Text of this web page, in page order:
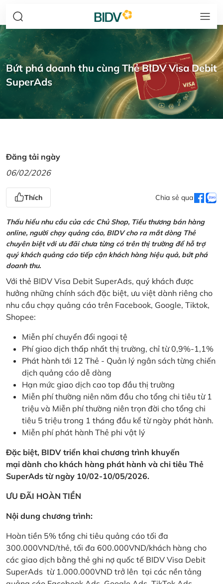
Bứt phá doanh thu cùng Thẻ BIDV Visa Debit
SuperAds
Đăng tải ngày
06/02/2026
Thích Chia sẻ qua
Thấu hiểu nhu cầu của các Chủ Shop, Tiểu thương bán hàng
online, người chạy quảng cáo, BIDV cho ra mắt dòng Thẻ
chuyên biệt với ưu đãi chưa từng có trên thị trường để hỗ trợ
quý khách quảng cáo tiếp cận khách hàng hiệu quả, bứt phá
doanh thu.
Với thẻ BIDV Visa Debit SuperAds, quý khách được
hưởng những chính sách đặc biệt, ưu việt dành riêng cho
nhu cầu chạy quảng cáo trên Facebook, Google, Tiktok,
Shopee:
Miễn phí chuyển đổi ngoại tệ
Phí giao dịch thấp nhất thị trường, chỉ từ 0,9%-1,1%
Phát hành tới 12 Thẻ - Quản lý ngân sách từng chiến
dịch quảng cáo dễ dàng
Hạn mức giao dịch cao top đầu thị trường
Miễn phí thường niên năm đầu cho tổng chi tiêu từ 1
triệu và Miễn phí thường niên trọn đời cho tổng chi
tiêu 5 triệu trong 1 tháng đầu kể từ ngày phát hành.
Miễn phí phát hành Thẻ phi vật lý
Đặc biệt, BIDV triển khai chương trình khuyến
mại dành cho khách hàng phát hành và chi tiêu Thẻ
SuperAds từ ngày 10/02-10/05/2026.
ƯU ĐÃI HOÀN TIỀN
Nội dung chương trình:
Hoàn tiền 5% tổng chi tiêu quảng cáo tối đa
300.000VND/thẻ, tối đa 600.000VND/khách hàng cho
các giao dịch bằng thẻ ghi nợ quốc tế BIDV Visa Debit
SuperAds từ 1.000.000VND trở lên tại các nền tảng